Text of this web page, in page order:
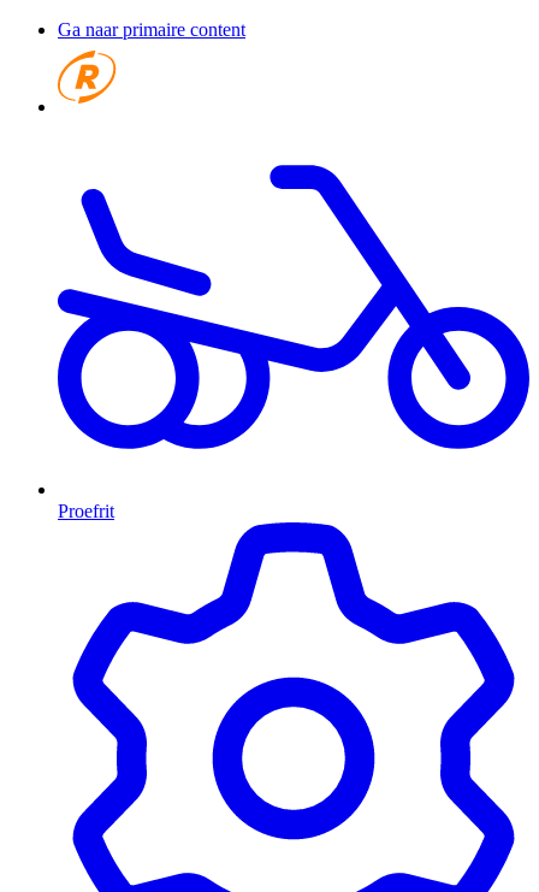
Ga naar primaire content
Proefrit